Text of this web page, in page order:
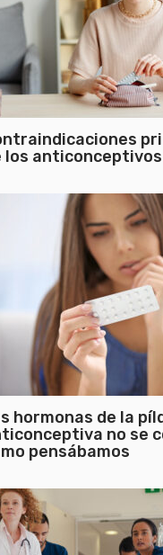
los
hormonas de la
no se
pensábamos